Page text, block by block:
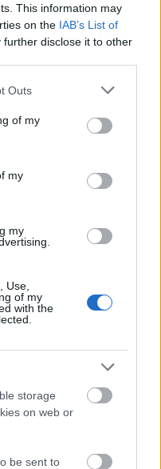
This information may
on the IAB’s List of
further disclose it to other
one or more Google
You may click to
its third-party tags to
in below Google
Outs
of my
my
my
Use,
of my
with the
storage
on web or
be sent to
legjobb
a BlackBerry
olyan közismert,
hasonló ...
a pénz